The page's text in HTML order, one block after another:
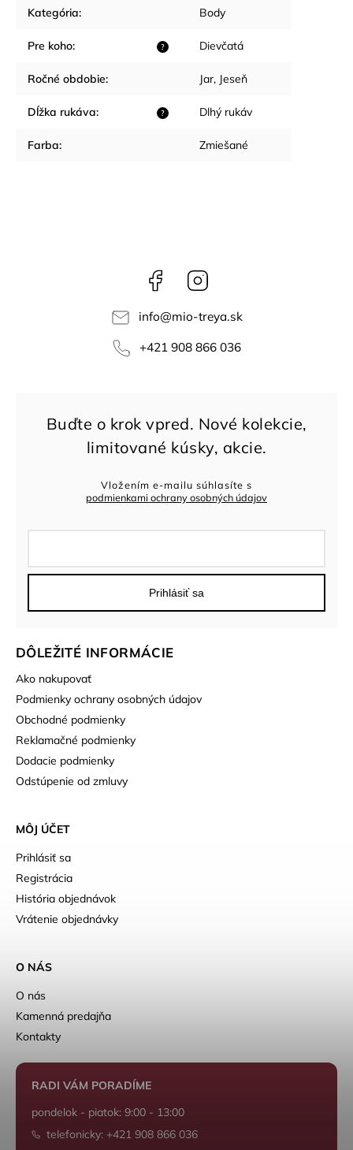
Kategória: Body
?
Pre koho: Dievčatá
Ročné obdobie: Jar, Jeseň
?
Dĺžka rukáva: Dlhý rukáv
Farba: Zmiešané
Facebook
info@mio-treya.sk
+421 908 866 036
DÔLEŽITÉ INFORMÁCIE
Ako nakupovať
Podmienky ochrany osobných údajov
Obchodné podmienky
Reklamačné podmienky
Dodacie podmienky
Odstúpenie od zmluvy
MÔJ ÚČET
Prihlásiť sa
Registrácia
História objednávok
Vrátenie objednávky
Vložením e-mailu súhlasíte s
podmienkami ochrany osobných údajov
Prihlásiť sa
O NÁS
O nás
Kamenná predajňa
Kontakty
RADI VÁM PORADÍME
pondelok - piatok: 9:00 - 13:00
telefonicky: +421 908 866 036